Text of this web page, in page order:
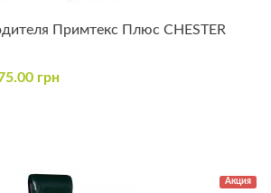
Примтекс Плюс CHESTER
грн
Акция